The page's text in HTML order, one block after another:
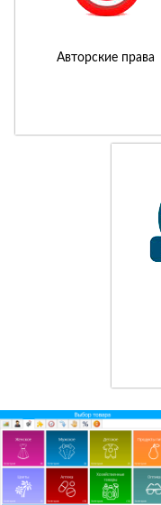
Авторские права